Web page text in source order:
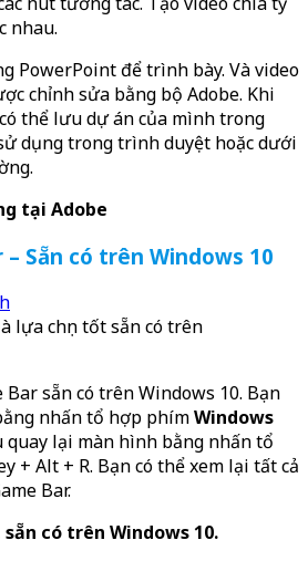
nhau.
PowerPoint để trình bày. Và video
chỉnh sửa bằng bộ Adobe. Khi
thể lưu dự án của mình trong
dụng trong trình duyệt hoặc dưới
tại Adobe
– Sẵn có trên Windows 10
lựa chọn tốt sẵn có trên
Bar sẵn có trên Windows 10. Bạn
nhấn tổ hợp phímWindows
quay lại màn hình bằng nhấn tổ
+ Alt + R. Bạn có thể xem lại tất cả
Bar.
có trên Windows 10.